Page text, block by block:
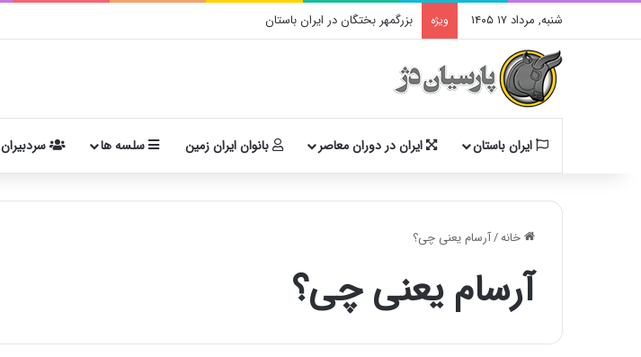
شنبه, مرداد ۱۷ ۱۴۰۵ ویژه بزرگمهر بختگان در ایران باستان
ایران باستان ایران در دوران معاصر بانوان ایران زمین سلسه ها سردبیران
خانه/آرسام یعنی چی؟
آرسام یعنی چی؟